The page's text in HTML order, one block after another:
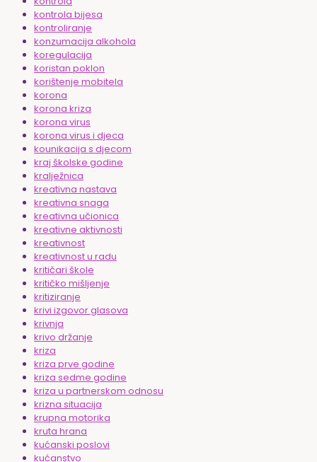
kontrola bijesa
kontroliranje
konzumacija alkohola
koregulacija
koristan poklon
korištenje mobitela
korona
korona kriza
korona virus
korona virus i djeca
kounikacija s djecom
kraj školske godine
kralježnica
kreativna nastava
kreativna snaga
kreativna učionica
kreativne aktivnosti
kreativnost
kreativnost u radu
kritičari škole
kritičko mišljenje
kritiziranje
krivi izgovor glasova
krivnja
krivo držanje
kriza
kriza prve godine
kriza sedme godine
kriza u partnerskom odnosu
krizna situacija
krupna motorika
kruta hrana
kućanski poslovi
kućanstvo